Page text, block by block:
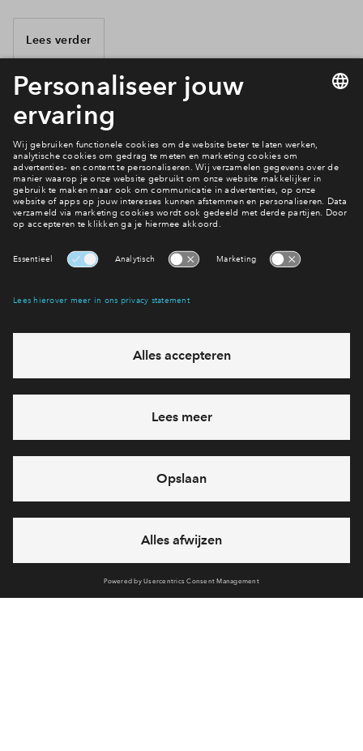
Lees verder
Hoe wil je wonen in Buitenplaats Brielle?
Bekijk het woningaanbod
eventuele projecten
Ja, ik wil mij aanmelden
Heb je een vraag en wil je direct antwoord? Bel ons op088 -
71 22 620
6 dagen per week beschikbaar (behalve tijdens
vandaag van 09:00 - 18:00 uur